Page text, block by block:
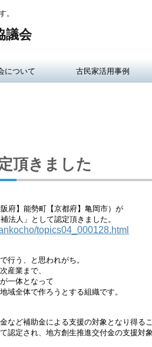
。
議会
について 古民家活用事例
頂きました
府】能勢町【京都府】亀岡市）が
topics04_000128.html
行う、と思われがち。
産業まで、
一体となって
域全体で作ろうとする組織です。
など補助金による支援の対象となり得る
認定され、地方創生推進交付金の支援対象